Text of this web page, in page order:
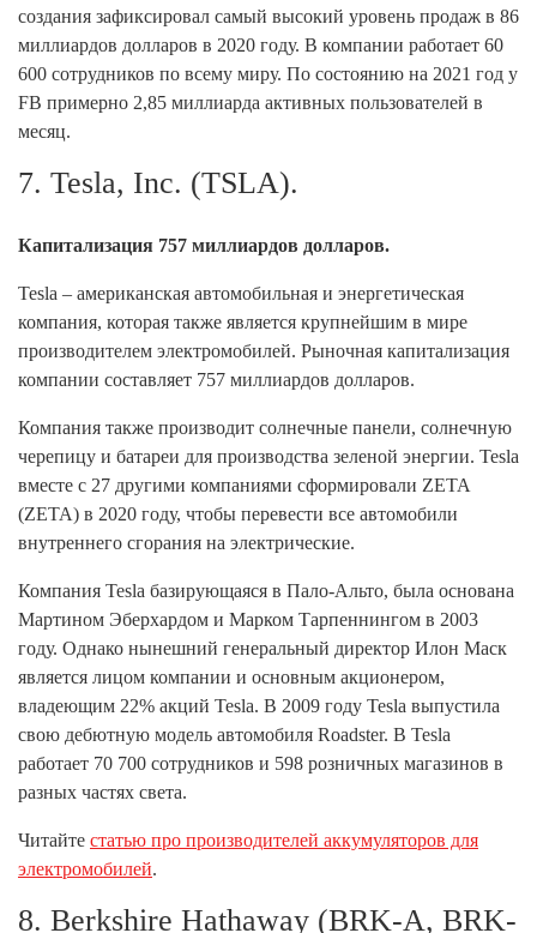
создания зафиксировал самый высокий уровень продаж в 86
миллиардов долларов в 2020 году. В компании работает 60
600 сотрудников по всему миру. По состоянию на 2021 год у
FB примерно 2,85 миллиарда активных пользователей в
месяц.
7. Tesla, Inc. (TSLA).
Капитализация 757 миллиардов долларов.
Tesla – американская автомобильная и энергетическая
компания, которая также является крупнейшим в мире
производителем электромобилей. Рыночная капитализация
компании составляет 757 миллиардов долларов.
Компания также производит солнечные панели, солнечную
черепицу и батареи для производства зеленой энергии. Tesla
вместе с 27 другими компаниями сформировали ZETA
(ZETA) в 2020 году, чтобы перевести все автомобили
внутреннего сгорания на электрические.
Компания Tesla базирующаяся в Пало-Альто, была основана
Мартином Эберхардом и Марком Тарпеннингом в 2003
году. Однако нынешний генеральный директор Илон Маск
является лицом компании и основным акционером,
владеющим 22% акций Tesla. В 2009 году Tesla выпустила
свою дебютную модель автомобиля Roadster. В Tesla
работает 70 700 сотрудников и 598 розничных магазинов в
разных частях света.
Читайте статью про производителей аккумуляторов для
электромобилей.
8. Berkshire Hathaway (BRK-A, BRK-